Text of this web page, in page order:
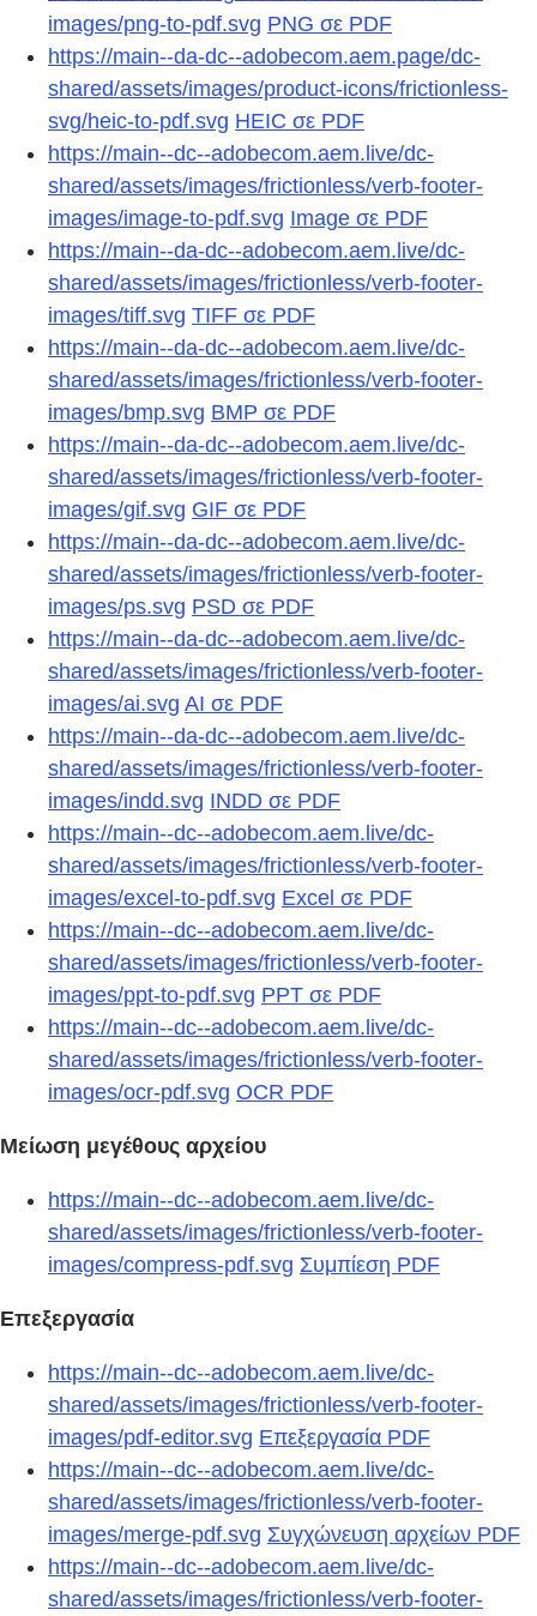
images/png-to-pdf.svg PNG σε PDF
https://main--da-dc--adobecom.aem.page/dc-
shared/assets/images/product-icons/frictionless-
svg/heic-to-pdf.svg HEIC σε PDF
https://main--dc--adobecom.aem.live/dc-
shared/assets/images/frictionless/verb-footer-
images/image-to-pdf.svg Image σε PDF
https://main--da-dc--adobecom.aem.live/dc-
shared/assets/images/frictionless/verb-footer-
images/tiff.svg TIFF σε PDF
https://main--da-dc--adobecom.aem.live/dc-
shared/assets/images/frictionless/verb-footer-
images/bmp.svg BMP σε PDF
https://main--da-dc--adobecom.aem.live/dc-
shared/assets/images/frictionless/verb-footer-
images/gif.svg GIF σε PDF
https://main--da-dc--adobecom.aem.live/dc-
shared/assets/images/frictionless/verb-footer-
images/ps.svg PSD σε PDF
https://main--da-dc--adobecom.aem.live/dc-
shared/assets/images/frictionless/verb-footer-
images/ai.svg AI σε PDF
https://main--da-dc--adobecom.aem.live/dc-
shared/assets/images/frictionless/verb-footer-
images/indd.svg INDD σε PDF
https://main--dc--adobecom.aem.live/dc-
shared/assets/images/frictionless/verb-footer-
images/excel-to-pdf.svg Excel σε PDF
https://main--dc--adobecom.aem.live/dc-
shared/assets/images/frictionless/verb-footer-
images/ppt-to-pdf.svg PPT σε PDF
https://main--dc--adobecom.aem.live/dc-
shared/assets/images/frictionless/verb-footer-
images/ocr-pdf.svg OCR PDF
Μείωση μεγέθους αρχείου
https://main--dc--adobecom.aem.live/dc-
shared/assets/images/frictionless/verb-footer-
images/compress-pdf.svg Συμπίεση PDF
Επεξεργασία
https://main--dc--adobecom.aem.live/dc-
shared/assets/images/frictionless/verb-footer-
images/pdf-editor.svg Επεξεργασία PDF
https://main--dc--adobecom.aem.live/dc-
shared/assets/images/frictionless/verb-footer-
images/merge-pdf.svg Συγχώνευση αρχείων PDF
https://main--dc--adobecom.aem.live/dc-
shared/assets/images/frictionless/verb-footer-